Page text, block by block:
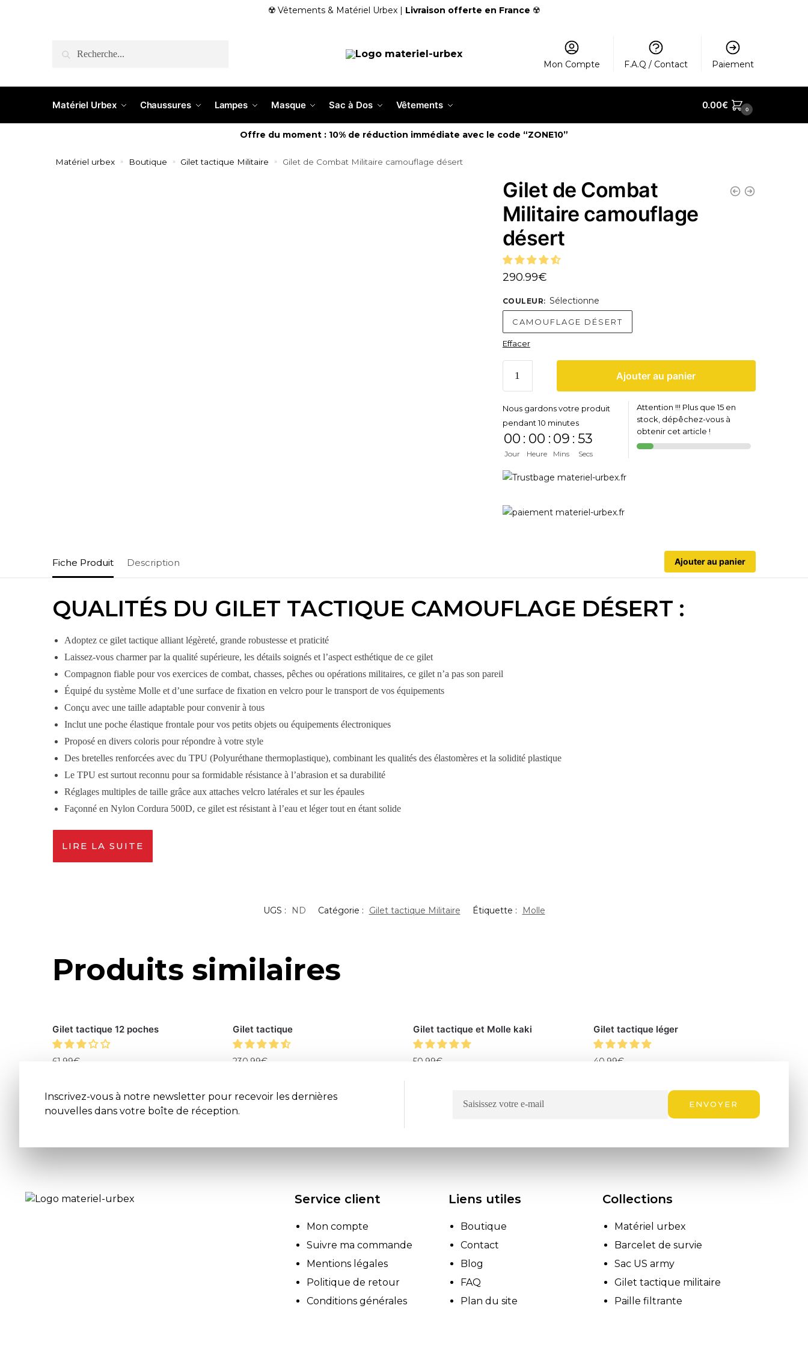
☢️ Vêtements & Matériel Urbex | Livraison offerte en France ☢️
Mon Compte F.A.Q / Contact Paiement
Matériel Urbex Chaussures Lampes Masque Sac à Dos Vêtements 0.00€ 0
Offre du moment : 10% de réduction immédiate avec le code “ZONE10”
Matériel urbex » Boutique » Gilet tactique Militaire » Gilet de Combat Militaire camouflage désert
Gilet de Combat
Militaire camouflage
désert
290.99€
COULEUR: Sélectionne
CAMOUFLAGE DÉSERT
Effacer
Ajouter au panier
Nous gardons votre produit
pendant 10 minutes
00
Jour
: 00
Heure
: 09
Mins
: 53
Secs
Attention !!! Plus que 15 en
stock, dépêchez-vous à
obtenir cet article !
Fiche Produit Description Ajouter au panier
QUALITÉS DU GILET TACTIQUE CAMOUFLAGE DÉSERT :
Adoptez ce gilet tactique alliant légèreté, grande robustesse et praticité
Laissez-vous charmer par la qualité supérieure, les détails soignés et l’aspect esthétique de ce gilet
Compagnon fiable pour vos exercices de combat, chasses, pêches ou opérations militaires, ce gilet n’a pas son pareil
Équipé du système Molle et d’une surface de fixation en velcro pour le transport de vos équipements
Conçu avec une taille adaptable pour convenir à tous
Inclut une poche élastique frontale pour vos petits objets ou équipements électroniques
Proposé en divers coloris pour répondre à votre style
Des bretelles renforcées avec du TPU (Polyuréthane thermoplastique), combinant les qualités des élastomères et la solidité plastique
Le TPU est surtout reconnu pour sa formidable résistance à l’abrasion et sa durabilité
Réglages multiples de taille grâce aux attaches velcro latérales et sur les épaules
Façonné en Nylon Cordura 500D, ce gilet est résistant à l’eau et léger tout en étant solide
LIRE LA SUITE
UGS : ND Catégorie : Gilet tactique Militaire Étiquette : Molle
Produits similaires
Gilet tactique 12 poches
61.99€
Gilet tactique
230.99€
Gilet tactique et Molle kaki
50.99€
Gilet tactique léger
40.99€
Inscrivez-vous à notre newsletter pour recevoir les dernières
nouvelles dans votre boîte de réception.
ENVOYER
Service client
Mon compte
Suivre ma commande
Mentions légales
Politique de retour
Conditions générales
Liens utiles
Boutique
Contact
Blog
FAQ
Plan du site
Collections
Matériel urbex
Barcelet de survie
Sac US army
Gilet tactique militaire
Paille filtrante